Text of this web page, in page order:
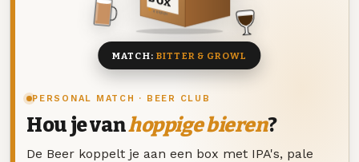
PERSONAL MATCH · BEER CLUB
Hou je vanhoppige bieren?
De Beer koppelt je aan een box met IPA's, pale
8 BIEREN
MATCH: BITTER & GROWL